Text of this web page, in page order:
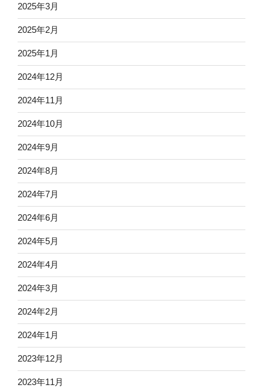
2025年3月
2025年2月
2025年1月
2024年12月
2024年11月
2024年10月
2024年9月
2024年8月
2024年7月
2024年6月
2024年5月
2024年4月
2024年3月
2024年2月
2024年1月
2023年12月
2023年11月